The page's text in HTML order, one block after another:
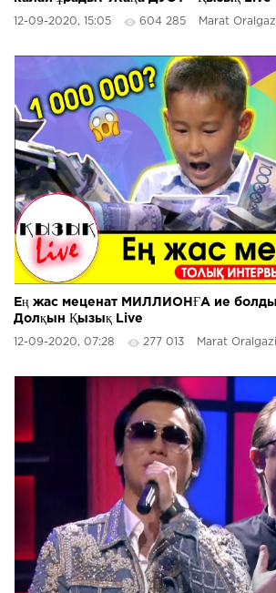
12-09-2020, 15:05 604 285 Marat
Ең жас меценат МИЛЛИОНҒА ие
Долқын Қызық Live
12-09-2020, 07:28 277 013 Marat